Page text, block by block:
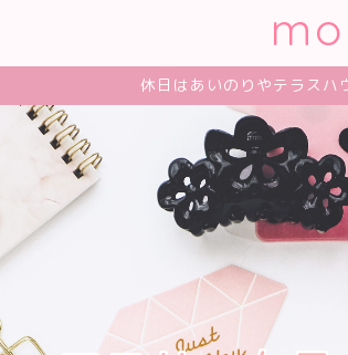
休日はあいのりやテラスハ